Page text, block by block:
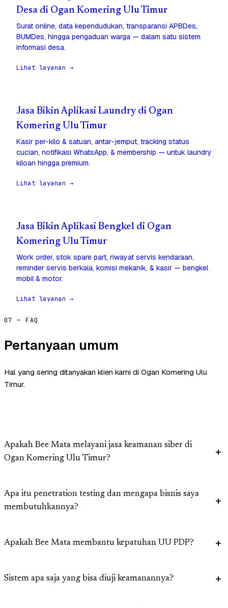
Desa di Ogan Komering Ulu Timur
Surat online, data kependudukan, transparansi APBDes,
BUMDes, hingga pengaduan warga — dalam satu sistem
informasi desa.
Lihat layanan →
Jasa Bikin Aplikasi Laundry di Ogan
Komering Ulu Timur
Kasir per-kilo & satuan, antar-jemput, tracking status
cucian, notifikasi WhatsApp, & membership — untuk laundry
kiloan hingga premium.
Lihat layanan →
Jasa Bikin Aplikasi Bengkel di Ogan
Komering Ulu Timur
Work order, stok spare part, riwayat servis kendaraan,
reminder servis berkala, komisi mekanik, & kasir — bengkel
mobil & motor.
Lihat layanan →
07 — FAQ
Pertanyaan umum
Hal yang sering ditanyakan klien kami di Ogan Komering Ulu
Timur.
Apakah Bee Mata melayani jasa keamanan siber di
Ogan Komering Ulu Timur?
Apa itu penetration testing dan mengapa bisnis saya
membutuhkannya?
Apakah Bee Mata membantu kepatuhan UU PDP?
Sistem apa saja yang bisa diuji keamanannya?